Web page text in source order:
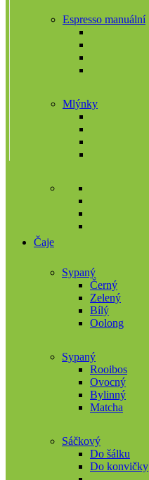
Espresso manuální
Mlýnky
Čaje
Sypaný
Černý
Zelený
Bílý
Oolong
Sypaný
Rooibos
Ovocný
Bylinný
Matcha
Sáčkový
Do šálku
Do konvičky